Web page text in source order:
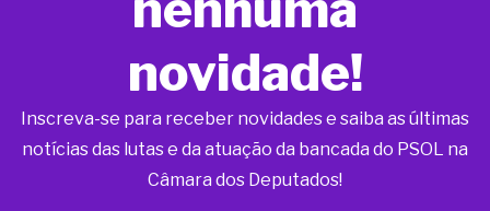
novidade!
Inscreva-se para receber novidades e saiba as últimas
notícias das lutas e da atuação da bancada do PSOL na
Câmara dos Deputados!